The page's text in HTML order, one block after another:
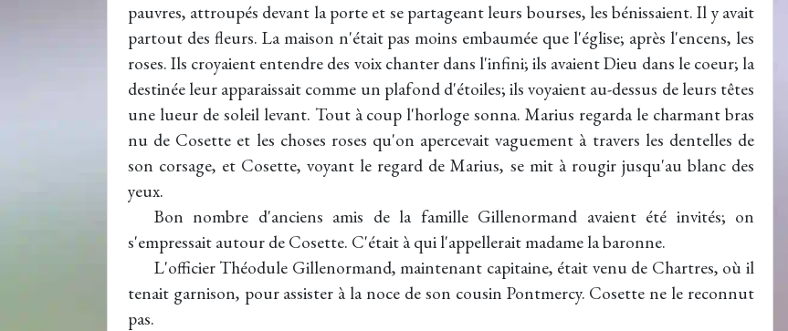
pauvres, attroupés devant la porte et se partageant leurs bourses, les bénissaient. Il y avait
partout des fleurs. La maison n'était pas moins embaumée que l'église; après l'encens, les
roses. Ils croyaient entendre des voix chanter dans l'infini; ils avaient Dieu dans le coeur; la
destinée leur apparaissait comme un plafond d'étoiles; ils voyaient au-dessus de leurs têtes
une lueur de soleil levant. Tout à coup l'horloge sonna. Marius regarda le charmant bras
nu de Cosette et les choses roses qu'on apercevait vaguement à travers les dentelles de
son corsage, et Cosette, voyant le regard de Marius, se mit à rougir jusqu'au blanc des
yeux.
Bon nombre d'anciens amis de la famille Gillenormand avaient été invités; on
s'empressait autour de Cosette. C'était à qui l'appellerait madame la baronne.
L'officier Théodule Gillenormand, maintenant capitaine, était venu de Chartres, où il
tenait garnison, pour assister à la noce de son cousin Pontmercy. Cosette ne le reconnut
pas.